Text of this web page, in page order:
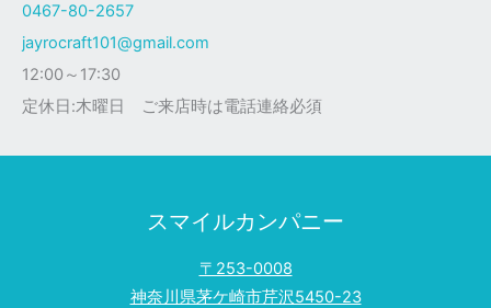
0467-80-2657
jayrocraft101@gmail.com
12:00～17:30
定休日:木曜日 ご来店時は電話連絡必須
スマイルカンパニー
〒253-0008
神奈川県茅ケ崎市芹沢5450-23